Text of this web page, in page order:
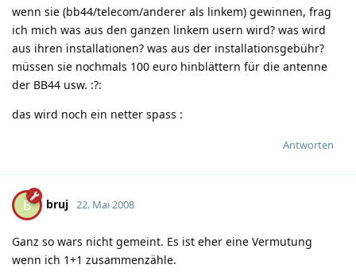
wenn sie (bb44/telecom/anderer als linkem) gewinnen, frag
ich mich was aus den ganzen linkem usern wird? was wird
aus ihren installationen? was aus der installationsgebühr?
müssen sie nochmals 100 euro hinblättern für die antenne
der BB44 usw. :?:
das wird noch ein netter spass :
Antworten
B bruj 22. Mai 2008
Ganz so wars nicht gemeint. Es ist eher eine Vermutung
wenn ich 1+1 zusammenzähle.